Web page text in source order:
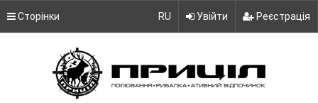
Сторінки RU Увійти Реєстрація